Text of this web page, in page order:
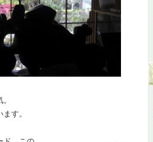
す。